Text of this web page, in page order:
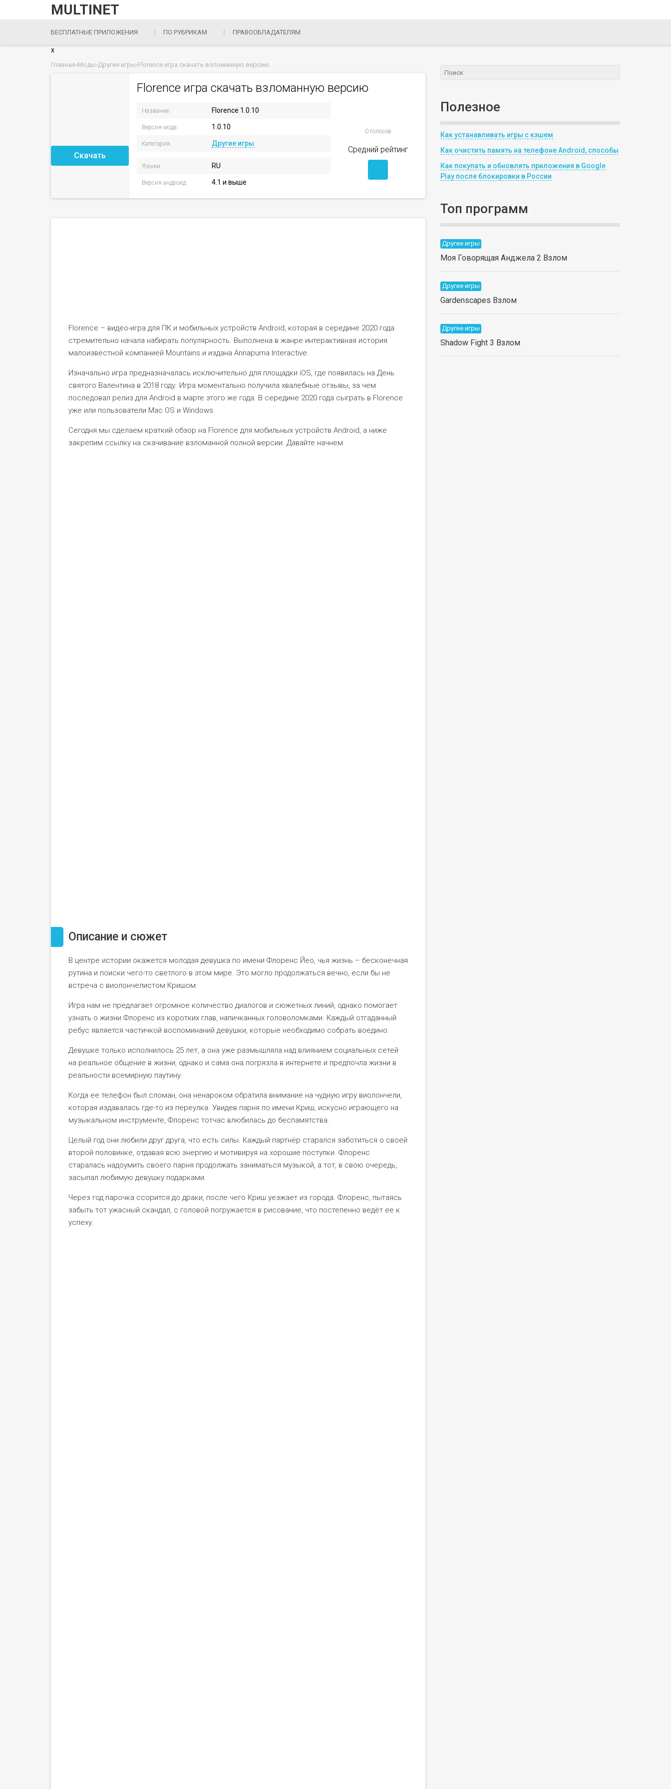
MULTINET
БЕСПЛАТНЫЕ ПРИЛОЖЕНИЯ ПО РУБРИКАМ ПРАВООБЛАДАТЕЛЯМ
x
Главная›Моды›Другие игры›Florence игра скачать взломанную версию
Скачать
Florence игра скачать взломанную версию
Название: Florence 1.0.10
Версия мода: 1.0.10
Категория: Другие игры
Языки:
RU
Версия андроид: 4.1 и выше
0 голосов
Средний рейтинг
Florence – видео-игра для ПК и мобильных устройств Android, которая в середине 2020 года
стремительно начала набирать популярность. Выполнена в жанре интерактивная история
малоизвестной компанией Mountains и издана Annapurna Interactive.
Изначально игра предназначалась исключительно для площадки iOS, где появилась на День
святого Валентина в 2018 году. Игра моментально получила хвалебные отзывы, за чем
последовал релиз для Android в марте этого же года. В середине 2020 года сыграть в Florence
уже или пользователи Mac OS и Windows.
Сегодня мы сделаем краткий обзор на Florence для мобильных устройств Android, а ниже
закрепим ссылку на скачивание взломанной полной версии. Давайте начнем.
Описание и сюжет
В центре истории окажется молодая девушка по имени Флоренс Йео, чья жизнь – бесконечная
рутина и поиски чего-то светлого в этом мире. Это могло продолжаться вечно, если бы не
встреча с виолончелистом Кришом.
Игра нам не предлагает огромное количество диалогов и сюжетных линий, однако помогает
узнать о жизни Флоренс из коротких глав, напичканных головоломками. Каждый отгаданный
ребус является частичкой воспоминаний девушки, которые необходимо собрать воедино.
Девушке только исполнилось 25 лет, а она уже размышляла над влиянием социальных сетей
на реальное общение в жизни, однако и сама она погрязла в интернете и предпочла жизни в
реальности всемирную паутину.
Когда ее телефон был сломан, она ненароком обратила внимание на чудную игру виолончели,
которая издавалась где-то из переулка. Увидев парня по имени Криш, искусно играющего на
музыкальном инструменте, Флоренс тотчас влюбилась до беспамятства.
Целый год они любили друг друга, что есть силы. Каждый партнёр старался заботиться о своей
второй половинке, отдавая всю энергию и мотивируя на хорошие поступки. Флоренс
старалась надоумить своего парня продолжать заниматься музыкой, а тот, в свою очередь,
засыпал любимую девушку подарками.
Через год парочка ссорится до драки, после чего Криш уезжает из города. Флоренс, пытаясь
забыть тот ужасный скандал, с головой погружается в рисование, что постепенно ведёт ее к
успеху.
Полезное
Как устанавливать игры с кэшем
Как очистить память на телефоне Android, способы
Как покупать и обновлять приложения в Google
Play после блокировки в России
Топ программ
Другие игры
Моя Говорящая Анджела 2 Взлом
Другие игры
Gardenscapes Взлом
Другие игры
Shadow Fight 3 Взлом